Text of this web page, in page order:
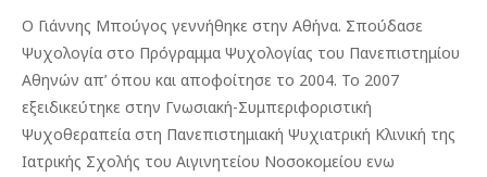
Ο Γιάννης Μπούγος γεννήθηκε στην Αθήνα. Σπούδασε
Ψυχολογία στο Πρόγραμμα Ψυχολογίας του Πανεπιστημίου
Αθηνών απ’ όπου και αποφοίτησε το 2004. Το 2007
εξειδικεύτηκε στην Γνωσιακή-Συμπεριφοριστική
Ψυχοθεραπεία στη Πανεπιστημιακή Ψυχιατρική Κλινική της
Ιατρικής Σχολής του Αιγινητείου Νοσοκομείου ενω